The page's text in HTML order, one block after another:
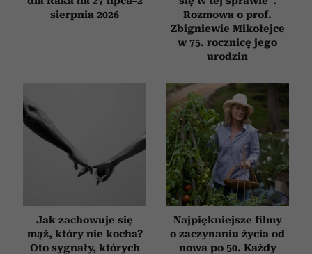
sierpnia 2026
Rozmowa o prof.
Zbigniewie Mikołejce
w 75. rocznicę jego
urodzin
Jak zachowuje się
mąż, który nie kocha?
Oto sygnały, których
Najpiękniejsze filmy
o zaczynaniu życia od
nowa po 50. Każdy